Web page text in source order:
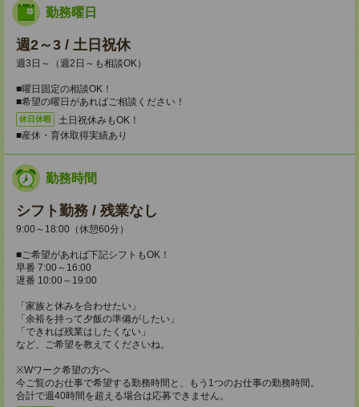
勤務曜日
週2～3 / 土日祝休
週3日～（週2日～も相談OK）
■曜日固定の相談OK！
■希望の曜日があればご相談ください！
休日休暇
土日祝休みもOK！
■産休・育休取得実績あり
勤務時間
シフト勤務 / 残業なし
9:00～18:00（休憩60分）
■ご希望があれば下記シフトもOK！
早番 7:00～16:00
遅番 10:00～19:00
「家族と休みを合わせたい」
「余裕を持って夕飯の準備がしたい」
「できれば残業はしたくない」
など、ご希望を教えてくださいね。
※Wワーク希望の方へ
今ご覧のお仕事で希望する勤務時間と、もう1つのお仕事の勤務時間。
合計で週40時間を超える場合は応募できません。